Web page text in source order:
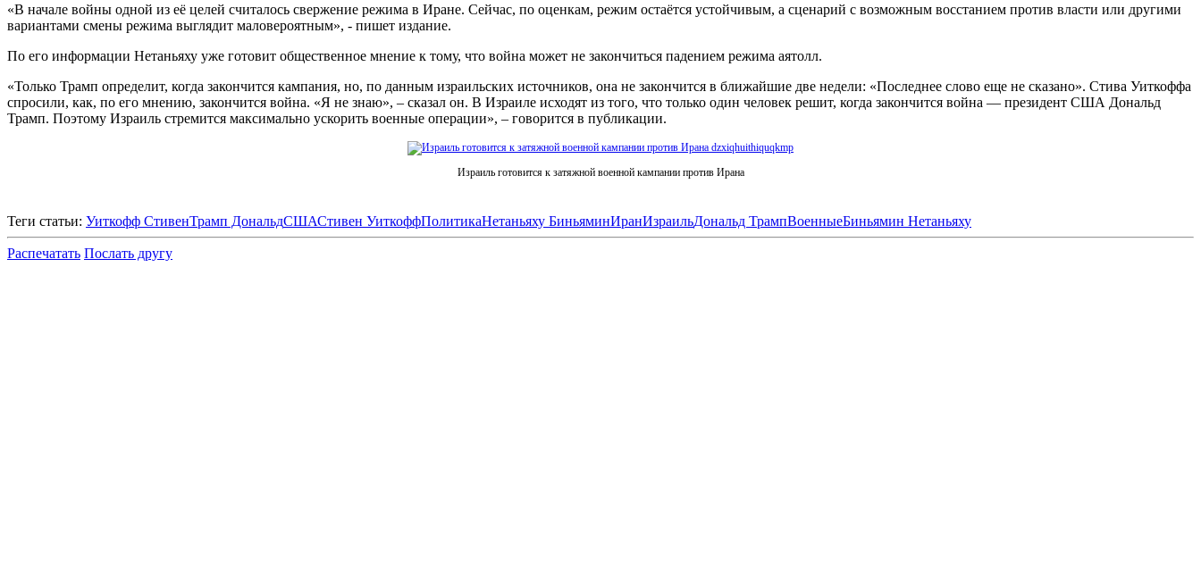
«В начале войны одной из её целей считалось свержение режима в Иране. Сейчас, по оценкам, режим остаётся устойчивым, а сценарий с возможным восстанием против власти или другими
вариантами смены режима выглядит маловероятным», - пишет издание.
По его информации Нетаньяху уже готовит общественное мнение к тому, что война может не закончиться падением режима аятолл.
«Только Трамп определит, когда закончится кампания, но, по данным израильских источников, она не закончится в ближайшие две недели: «Последнее слово еще не сказано». Стива Уиткоффа
спросили, как, по его мнению, закончится война. «Я не знаю», – сказал он. В Израиле исходят из того, что только один человек решит, когда закончится война — президент США Дональд
Трамп. Поэтому Израиль стремится максимально ускорить военные операции», – говорится в публикации.
Израиль готовится к затяжной военной кампании против Ирана
Теги статьи: Уиткофф СтивенТрамп ДональдСШАСтивен УиткоффПолитикаНетаньяху БиньяминИранИзраильДональд ТрампВоенныеБиньямин Нетаньяху
Распечатать Послать другу